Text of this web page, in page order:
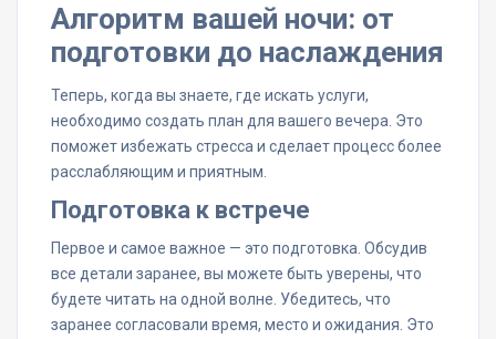
Алгоритм вашей ночи: от
подготовки до наслаждения
Теперь, когда вы знаете, где искать услуги,
необходимо создать план для вашего вечера. Это
поможет избежать стресса и сделает процесс более
расслабляющим и приятным.
Подготовка к встрече
Первое и самое важное — это подготовка. Обсудив
все детали заранее, вы можете быть уверены, что
будете читать на одной волне. Убедитесь, что
заранее согласовали время, место и ожидания. Это